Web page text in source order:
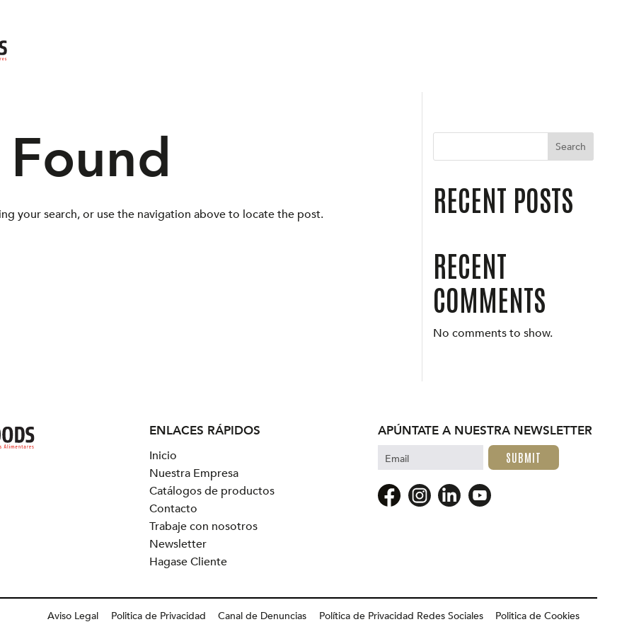
your search, or use the navigation above to locate the post.
Search
RECENT POSTS
RECENT
COMMENTS
No comments to show.
ENLACES RÁPIDOS
Inicio
Nuestra Empresa
Catálogos de productos
Contacto
Trabaje con nosotros
Newsletter
Hagase Cliente
APÚNTATE A NUESTRA NEWSLETTER
Email
Aviso Legal Politica de Privacidad Canal de Denuncias Política de Privacidad Redes Sociales Politica de Cookies